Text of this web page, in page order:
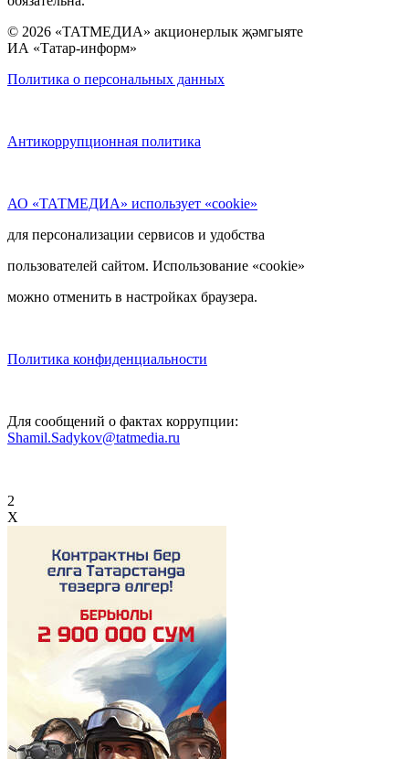
© 2026 «ТАТМЕДИА» акционерлык җәмгыяте
ИА «Татар-информ»
Политика о персональных данных
Антикоррупционная политика
АО «ТАТМЕДИА» использует «cookie»
для персонализации сервисов и удобства
пользователей сайтом. Использование «cookie»
можно отменить в настройках браузера.
Политика конфиденциальности
Для сообщений о фактах коррупции:
Shamil.Sadykov@tatmedia.ru
2
X